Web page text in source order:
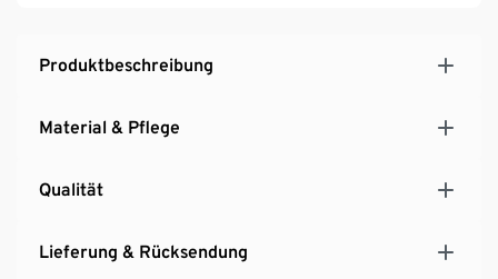
Produktbeschreibung
Material & Pflege
Qualität
Lieferung & Rücksendung